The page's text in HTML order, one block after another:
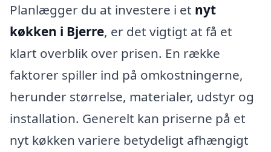
Planlægger du at investere i et nyt
køkken i Bjerre, er det vigtigt at få et
klart overblik over prisen. En række
faktorer spiller ind på omkostningerne,
herunder størrelse, materialer, udstyr og
installation. Generelt kan priserne på et
nyt køkken variere betydeligt afhængigt